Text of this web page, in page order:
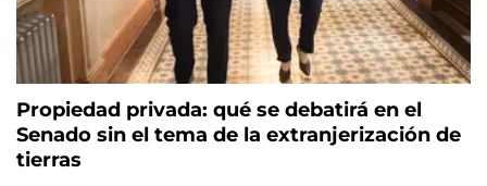
Propiedad privada: qué se debatirá en el
Senado sin el tema de la extranjerización de
tierras